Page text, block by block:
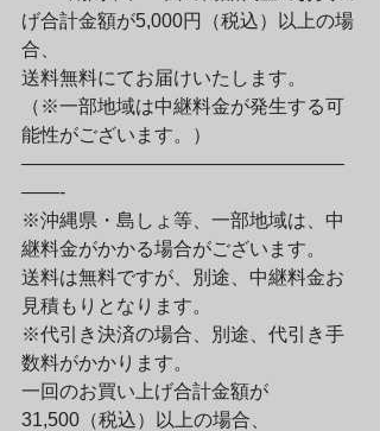
げ合計金額が5,000円（税込）以上の場
合、
送料無料にてお届けいたします。
（※一部地域は中継料金が発生する可
能性がございます。）
—————————————————
——-
※沖縄県・島しょ等、一部地域は、中
継料金がかかる場合がございます。
送料は無料ですが、別途、中継料金お
見積もりとなります。
※代引き決済の場合、別途、代引き手
数料がかかります。
一回のお買い上げ合計金額が
31,500（税込）以上の場合、